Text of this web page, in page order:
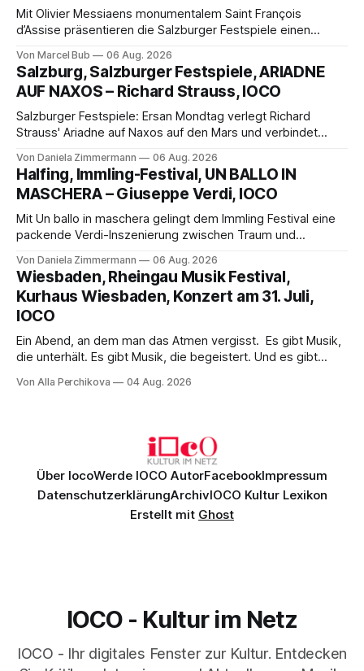
Mit Olivier Messiaens monumentalem Saint François
d’Assise präsentieren die Salzburger Festspiele einen
eine bildgewaltige Inszenierung, Maxime Pascal entfaltet
die komplexe Partitur eindrucksvoll, Philippe Sly berührt als
Franziskus.
Von Marcel Bub 06 Aug. 2026
Salzburg, Salzburger Festspiele, ARIADNE
AUF NAXOS – Richard Strauss, IOCO
Salzburger Festspiele: Ersan Mondtag verlegt Richard
Strauss' Ariadne auf Naxos auf den Mars und verbindet
Aufführung mit starken Solisten und den Wiener
Philharmonikern, szenisch bleibt der zweite Akt jedoch
hinter den Erwartungen zurück.
Von Daniela Zimmermann 06 Aug. 2026
Halfing, Immling-Festival, UN BALLO IN
MASCHERA – Giuseppe Verdi, IOCO
Mit Un ballo in maschera gelingt dem Immling Festival eine
packende Verdi-Inszenierung zwischen Traum und
psychologische Tiefe mit starken Bildern, getragen von
einem spielfreudigen Ensemble und einer musikalisch
überzeugenden Gesamtleistung.
Von Daniela Zimmermann 06 Aug. 2026
Wiesbaden, Rheingau Musik Festival,
Kurhaus Wiesbaden, Konzert am 31. Juli,
IOCO
Ein Abend, an dem man das Atmen vergisst. Es gibt Musik,
die unterhält. Es gibt Musik, die begeistert. Und es gibt
Genau so war der Abend im Kurhaus Wiesbaden, an dem
Von Alla Perchikova 04 Aug. 2026
Über IocoWerde IOCO AutorFacebookImpressum
DatenschutzerklärungArchivIOCO Kultur Lexikon
Erstellt mit Ghost
IOCO - Kultur im Netz
IOCO - Ihr digitales Fenster zur Kultur. Entdecken